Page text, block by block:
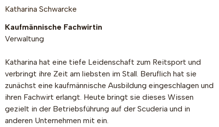
Katharina Schwarcke
Kaufmännische Fachwirtin
Verwaltung
Katharina hat eine tiefe Leidenschaft zum Reitsport und
verbringt ihre Zeit am liebsten im Stall. Beruflich hat sie
zunächst eine kaufmännische Ausbildung eingeschlagen und
ihren Fachwirt erlangt. Heute bringt sie dieses Wissen
gezielt in der Betriebsführung auf der Scuderia und in
anderen Unternehmen mit ein.